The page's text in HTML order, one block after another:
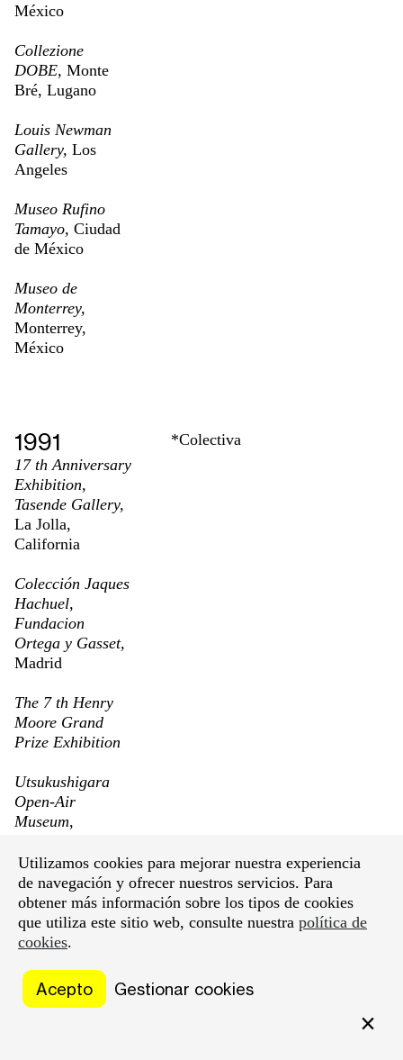
México
Collezione
DOBE, Monte
Bré, Lugano
Louis Newman
Gallery, Los
Angeles
Museo Rufino
Tamayo, Ciudad
de México
Museo de
Monterrey,
Monterrey,
México
1991
17 th Anniversary
Exhibition,
Tasende Gallery,
La Jolla,
California
Colección Jaques
Hachuel,
Fundacion
Ortega y Gasset,
Madrid
The 7 th Henry
Moore Grand
Prize Exhibition
Utsukushigara
Open-Air
Museum,
Japan
Timken Art
Gallery; San
Diego,California
Tokyo Art Expo
91, Tasende
*Colectiva
Utilizamos cookies para mejorar nuestra experiencia
de navegación y ofrecer nuestros servicios. Para
obtener más información sobre los tipos de cookies
que utiliza este sitio web, consulte nuestra política de
cookies.
Acepto Gestionar cookies